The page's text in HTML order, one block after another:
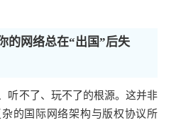
的网络总在“出国”后失
听不了、玩不了的根源。这并非
的国际网络架构与版权协议所